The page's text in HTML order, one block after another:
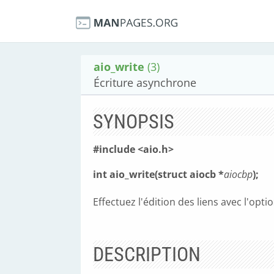
aio_write (3)
Écriture asynchrone
SYNOPSIS
#include <aio.h>
int aio_write(struct aiocb *aiocbp);
Effectuez l'édition des liens avec
DESCRIPTION